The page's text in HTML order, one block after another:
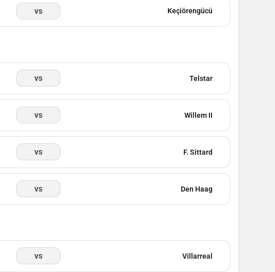
vs Keçiörengücü
vs Telstar
vs Willem II
vs F. Sittard
vs Den Haag
vs Villarreal